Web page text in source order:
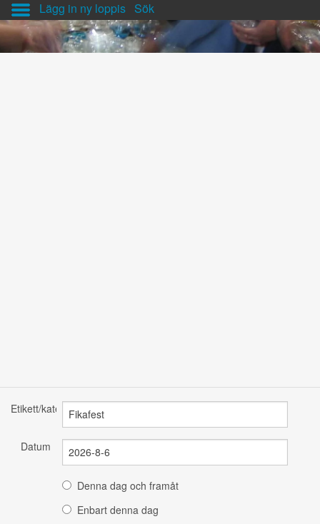
Lägg in ny loppis Sök
Etikett/kategori
Datum
Denna dag och framåt
Enbart denna dag